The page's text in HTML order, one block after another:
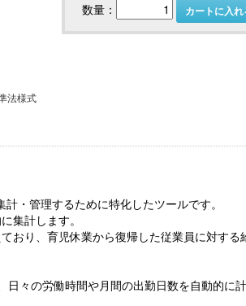
数量： カートに入れ
法様式
・管理するために特化したツールです。
集計します。
おり、育児休業から復帰した従業員に対する
々の労働時間や月間の出勤日数を自動的に
介護事業所の処遇改善加
知女）